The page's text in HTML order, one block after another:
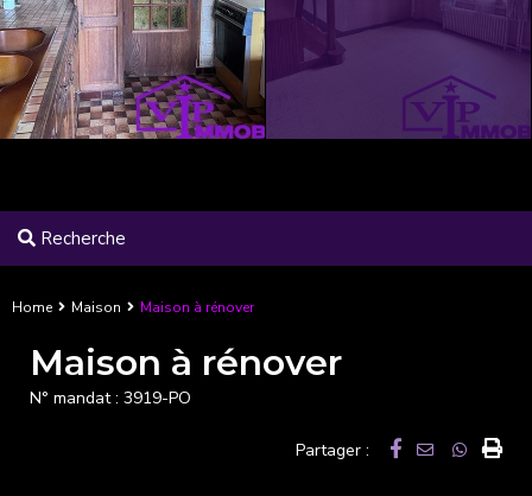
Recherche
Home Maison Maison à rénover
Maison à rénover
N° mandat : 3919-PO
Partager :